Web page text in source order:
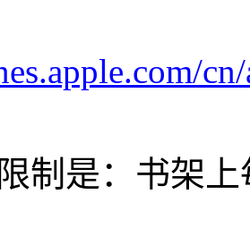
制是：书架